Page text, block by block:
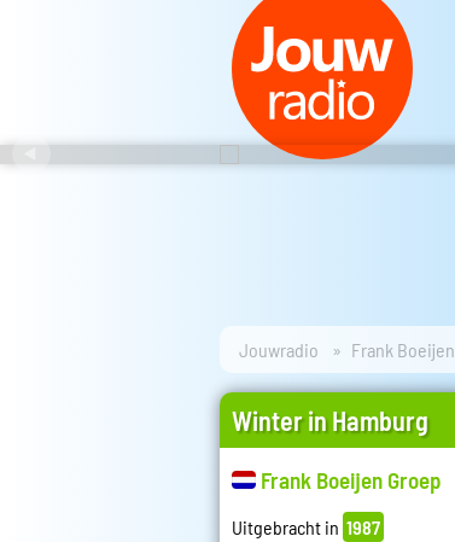
Jouwradio Frank Boeijen
Winter in Hamburg
Frank Boeijen Groep
Uitgebracht in 1987